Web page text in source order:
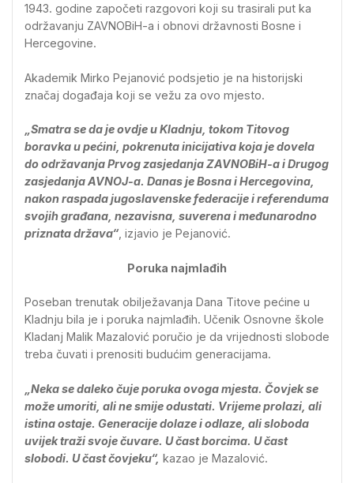
1943. godine započeti razgovori koji su trasirali put ka
održavanju ZAVNOBiH-a i obnovi državnosti Bosne i
Hercegovine.
Akademik Mirko Pejanović podsjetio je na historijski
značaj događaja koji se vežu za ovo mjesto.
„Smatra se da je ovdje u Kladnju, tokom Titovog
boravka u pećini, pokrenuta inicijativa koja je dovela
do održavanja Prvog zasjedanja ZAVNOBiH-a i Drugog
zasjedanja AVNOJ-a. Danas je Bosna i Hercegovina,
nakon raspada jugoslavenske federacije i referenduma
svojih građana, nezavisna, suverena i međunarodno
priznata država“ , izjavio je Pejanović.
Poruka najmlađih
Poseban trenutak obilježavanja Dana Titove pećine u
Kladnju bila je i poruka najmlađih. Učenik Osnovne škole
Kladanj Malik Mazalović poručio je da vrijednosti slobode
treba čuvati i prenositi budućim generacijama.
„Neka se daleko čuje poruka ovoga mjesta. Čovjek se
može umoriti, ali ne smije odustati. Vrijeme prolazi, ali
istina ostaje. Generacije dolaze i odlaze, ali sloboda
uvijek traži svoje čuvare. U čast borcima. U čast
slobodi. U čast čovjeku“, kazao je Mazalović.